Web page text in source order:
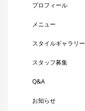
プロフィール
メニュー
スタイルギャラリー
スタッフ募集
Q&A
お知らせ